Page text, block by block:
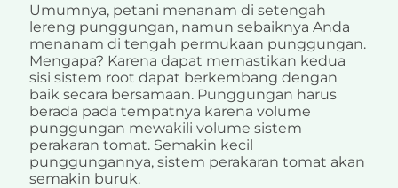
Umumnya, petani menanam di setengah
lereng punggungan, namun sebaiknya Anda
menanam di tengah permukaan punggungan.
Mengapa? Karena dapat memastikan kedua
sisi sistem root dapat berkembang dengan
baik secara bersamaan. Punggungan harus
berada pada tempatnya karena volume
punggungan mewakili volume sistem
perakaran tomat. Semakin kecil
punggungannya, sistem perakaran tomat akan
semakin buruk.